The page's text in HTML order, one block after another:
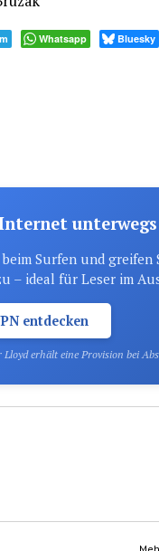
Whatsapp Bluesky
unterwegs
Surfen und greifen
– ideal für Leser im
entdecken
erhält eine Provision bei